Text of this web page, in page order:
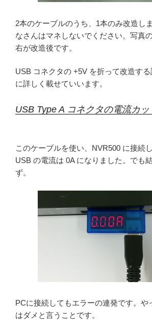
2本のケーブルのうち、1本のみ改造し
なさんはマネしないでください。写真
右が改造後です。
USB コネクタの +5V を折って改造す
に詳しく載せていいます。
USB Type A コネクタの電流カッ
このケーブルを使い、NVR500 に接続
USB の電流は 0A になりました。でも
ず。
PCに接続してもエラーの連発です。や
はダメと言うことです。